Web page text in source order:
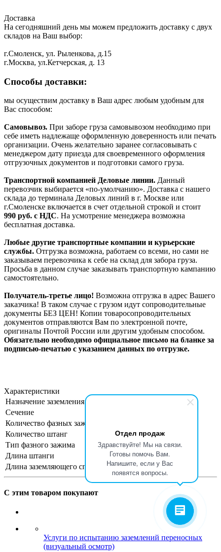
Отдел продаж
Здравствуйте! Мы на связи.
Готовы помочь Вам.
Напишите, если у Вас
появятся вопросы.
Доставка
На сегодняшний день мы можем предложить доставку с двух
складов на Ваш выбор:
г.Смоленск, ул. Рыленкова, д.15
г.Москва, ул.Кетчерская, д. 13
Способы доставки:
мы осуществим доставку в Ваш адрес любым удобным для
Вас способом:
Самовывоз. При заборе груза самовывозом необходимо при
себе иметь надлежаще оформленную доверенность или печать
организации. Очень желательно заранее согласовывать с
менеджером дату приезда для своевременного оформления
отгрузочных документов и подготовки самого груза.
Транспортной компанией Деловые линии. Данный
перевозчик выбирается «по-умолчанию». Доставка с нашего
склада до терминала Деловых линий в г. Москве или
г.Смоленске включается в счет отдельной строкой и стоит
990 руб. с НДС. На усмотрение менеджера возможна
бесплатная доставка.
Любые другие транспортные компании и курьерские
службы. Отгрузка возможна, работаем со всеми, но сами не
заказываем перевозчика к себе на склад для забора груза.
Просьба в данном случае заказывать транспортную кампанию
самостоятельно.
Получатель-третье лицо! Возможна отгрузка в адрес Вашего
заказчика! В таком случае с грузом идут сопроводительные
документы БЕЗ ЦЕН! Копии товаросопроводительных
документов отправляются Вам по электронной почте,
оригиналы Почтой России или другим удобным способом.
Обязательно необходимо официальное письмо на бланке за
подписью-печатью с указанием данных по отгрузке.
Характеристики
Назначение заземления
Сечение
Количество фазных зажимов
Количество штанг
1+1
Тип фазного зажима
Винтовой
Длина штанги
330 мм
Длина заземляющего спуска
8000 мм
С этим товаром покупают
Услуги по испытанию заземлений переносных
(визуальный осмотр)